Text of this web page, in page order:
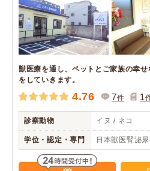
獣医療を通し、ペットとご家族の幸
をしていきます。
4.76 7件 1
診察動物 イヌ / ネコ
学位・認定・専門 日本獣医腎泌